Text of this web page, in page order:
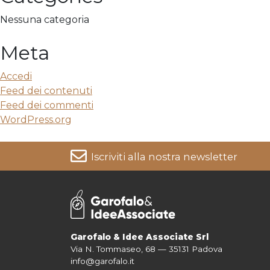
Nessuna categoria
Meta
Accedi
Feed dei contenuti
Feed dei commenti
WordPress.org
Iscriviti alla nostra newsletter
Garofalo & Idee Associate Srl
Via N. Tommaseo, 68 — 35131 Padova
info@garofalo.it